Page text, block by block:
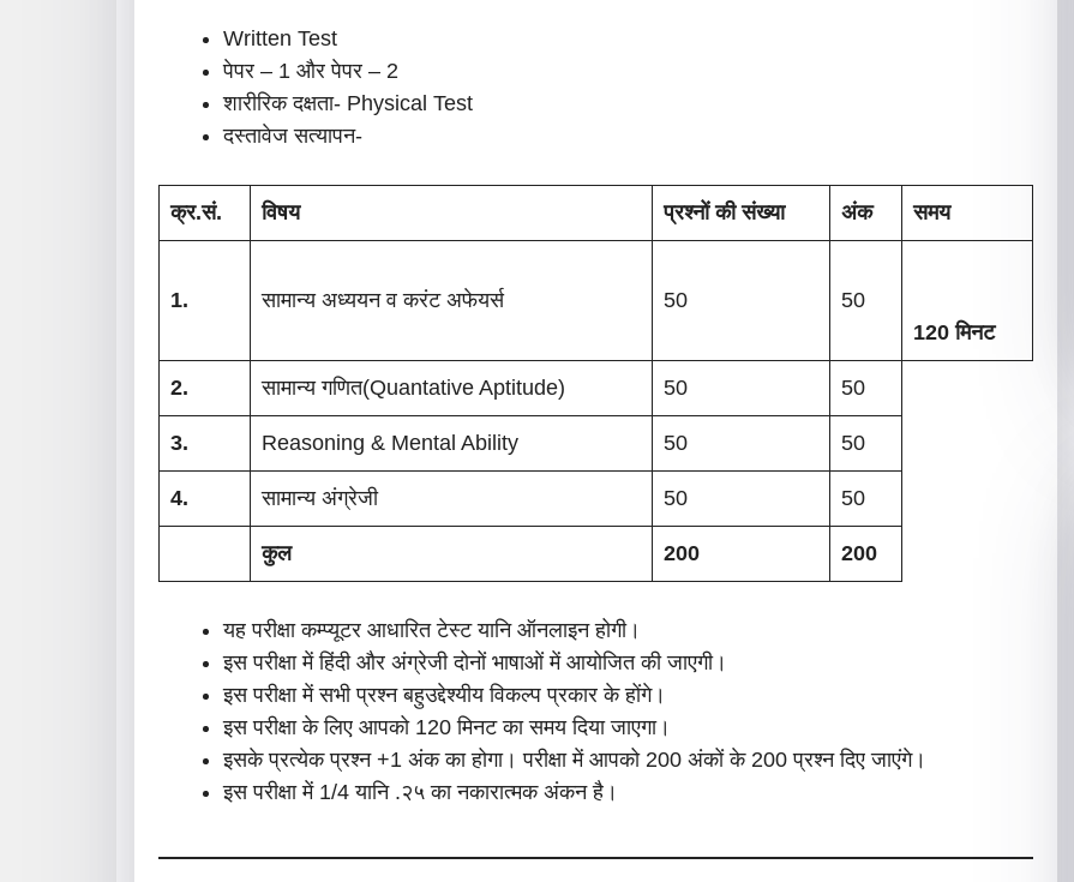
Written Test
पेपर – 1 और पेपर – 2
शारीरिक दक्षता- Physical Test
दस्तावेज सत्यापन-
क्र.सं. विषय प्रश्नों की संख्या अंक समय
1. सामान्य अध्ययन व करंट अफेयर्स 50
50
120 मिनट
2. सामान्य गणित(quantative Aptitude) 50 50
3. Reasoning & Mental Ability 50 50
4. सामान्य अंग्रेजी 50 50
कुल 200 200
यह परीक्षा कम्प्यूटर आधारित टेस्ट यानि ऑनलाइन होगी।
इस परीक्षा में हिंदी और अंग्रेजी दोनों भाषाओं में आयोजित की जाएगी।
इस परीक्षा में सभी प्रश्न बहुउद्देश्यीय विकल्प प्रकार के होंगे।
इस परीक्षा के लिए आपको 120 मिनट का समय दिया जाएगा।
इसके प्रत्येक प्रश्न +1 अंक का होगा। परीक्षा में आपको 200 अंकों के 200 प्रश्न दिए जाएंगे।
इस परीक्षा में 1/4 यानि .२५ का नकारात्मक अंकन है।